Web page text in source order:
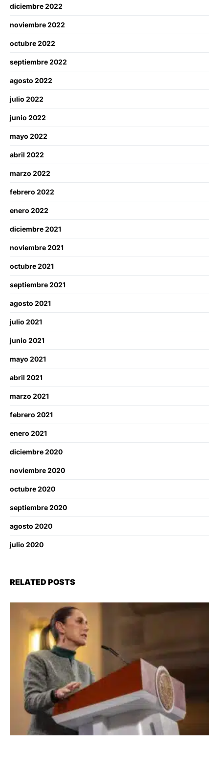
diciembre 2022
noviembre 2022
octubre 2022
septiembre 2022
agosto 2022
julio 2022
junio 2022
mayo 2022
abril 2022
marzo 2022
febrero 2022
enero 2022
diciembre 2021
noviembre 2021
octubre 2021
septiembre 2021
agosto 2021
julio 2021
junio 2021
mayo 2021
abril 2021
marzo 2021
febrero 2021
enero 2021
diciembre 2020
noviembre 2020
octubre 2020
septiembre 2020
agosto 2020
julio 2020
RELATED POSTS